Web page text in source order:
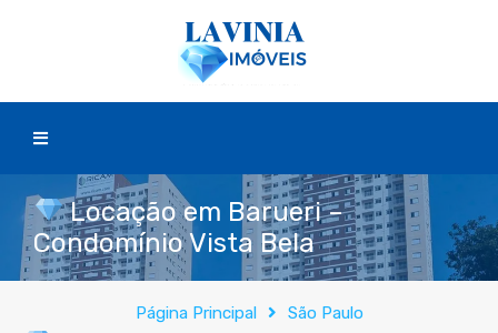
Locação em Barueri –
Condomínio Vista Bela
Página Principal São Paulo